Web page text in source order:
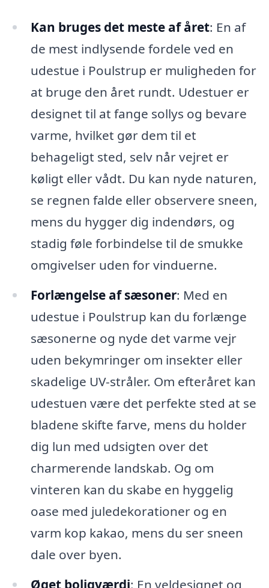
Kan bruges det meste af året: En af
de mest indlysende fordele ved en
udestue i Poulstrup er muligheden for
at bruge den året rundt. Udestuer er
designet til at fange sollys og bevare
varme, hvilket gør dem til et
behageligt sted, selv når vejret er
køligt eller vådt. Du kan nyde naturen,
se regnen falde eller observere sneen,
mens du hygger dig indendørs, og
stadig føle forbindelse til de smukke
omgivelser uden for vinduerne.
Forlængelse af sæsoner: Med en
udestue i Poulstrup kan du forlænge
sæsonerne og nyde det varme vejr
uden bekymringer om insekter eller
skadelige UV-stråler. Om efteråret kan
udestuen være det perfekte sted at se
bladene skifte farve, mens du holder
dig lun med udsigten over det
charmerende landskab. Og om
vinteren kan du skabe en hyggelig
oase med juledekorationer og en
varm kop kakao, mens du ser sneen
dale over byen.
Øget boligværdi: En veldesignet og